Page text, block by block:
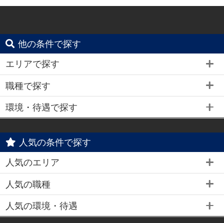
他の条件で探す
エリアで探す
職種で探す
環境・待遇で探す
人気の条件で探す
人気のエリア
人気の職種
人気の環境・待遇